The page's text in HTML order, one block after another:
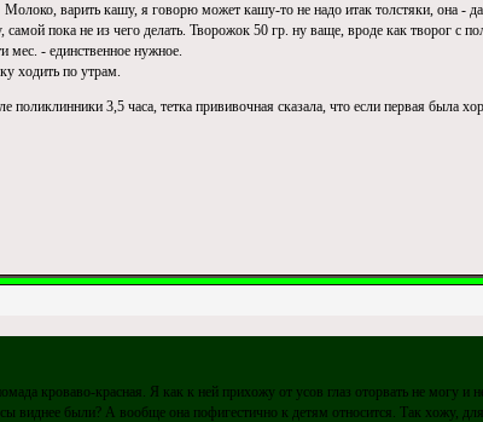
варить кашу, я говорю может кашу-то не надо итак толстяки, она -
самой пока не из чего делать. Творожок 50 гр. ну ваще, вроде как творог
мес. - единственное нужное.
ходить по утрам.
3,5 часа, тетка прививочная сказала, что если первая была
кроваво-красная. Я как к ней прихожу от усов глаз оторвать не могу
виднее были? А вообще она пофигестично к детям относится. Так хожу,